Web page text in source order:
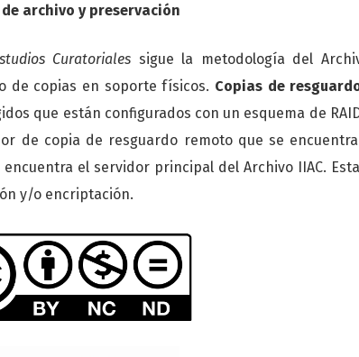
archivo y preservación
Curatoriales sigue la metodología del
de copias en soporte físicos. Copias de
que están configurados con un esquema de
de copia de resguardo remoto que se
encuentra el servidor principal del Archivo IIAC.
y/o encriptación.